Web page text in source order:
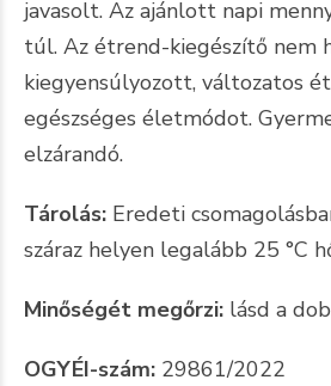
javasolt. Az ajánlott napi
túl. Az étrend-kiegészítő nem
kiegyensúlyozott, változatos
egészséges életmódot.
elzárandó.
Tárolás: Eredeti
száraz helyen legalább 25 °C
Minőségét megőrzi: lásd a
OGYÉI-szám: 29861/2022